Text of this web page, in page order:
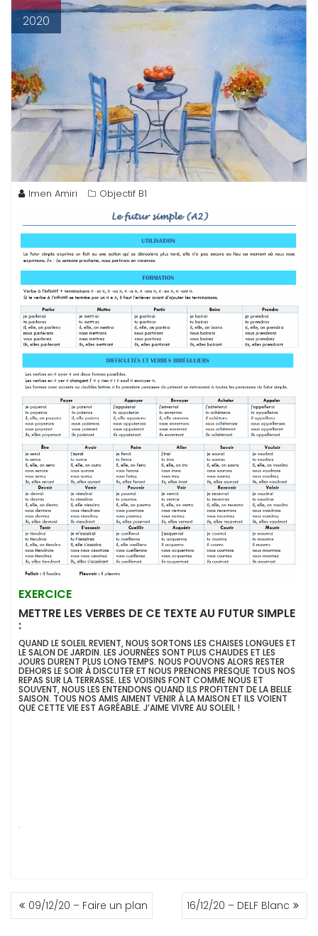
2020
Imen Amiri Objectif B1
EXERCICE
METTRE LES VERBES DE CE TEXTE AU FUTUR SIMPLE
:
QUAND LE SOLEIL REVIENT, NOUS SORTONS LES CHAISES LONGUES ET
LE SALON DE JARDIN. LES JOURNÉES SONT PLUS CHAUDES ET LES
JOURS DURENT PLUS LONGTEMPS. NOUS POUVONS ALORS RESTER
DEHORS LE SOIR À DISCUTER ET NOUS PRENONS PRESQUE TOUS NOS
REPAS SUR LA TERRASSE. LES VOISINS FONT COMME NOUS ET
SOUVENT, NOUS LES ENTENDONS QUAND ILS PROFITENT DE LA BELLE
SAISON. TOUS NOS AMIS AIMENT VENIR À LA MAISON ET ILS VOIENT
QUE CETTE VIE EST AGRÉABLE. J’AIME VIVRE AU SOLEIL !
.
NAVIGATION
DE09/12/20 – Faire un plan 16/12/20 – DELF Blanc